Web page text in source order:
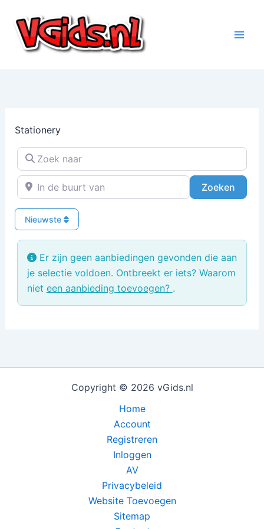
naar
inhoud
Stationery
Zoek naar
In de buurt van
Zoeken
Nieuwste
Er zijn geen aanbiedingen gevonden die aan
je selectie voldoen. Ontbreekt er iets? Waarom
niet een aanbieding toevoegen? .
Copyright © 2026 vGids.nl
Home
Account
Registreren
Inloggen
AV
Privacybeleid
Website Toevoegen
Sitemap